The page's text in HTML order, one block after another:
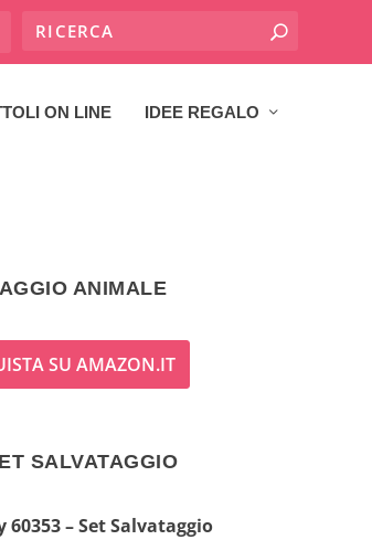
ON LINE IDEE REGALO
ANIMALE
SU AMAZON.IT
SALVATAGGIO
60353 – Set Salvataggio